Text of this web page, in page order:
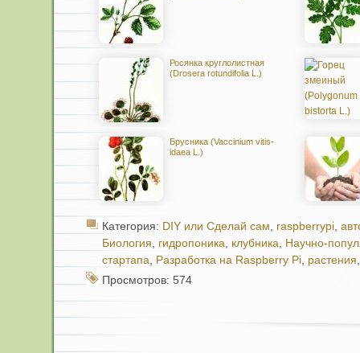
Росянка круглолистная
(Drosera rotundifolia L.)
Брусника (Vaccinium vitis-
idaea L.)
Категория: DIY или Сделай сам, raspberrypi,
Биология, гидропоника, клубника, Научно-
стартапа, Разработка на Raspberry Pi, растения
Просмотров: 574